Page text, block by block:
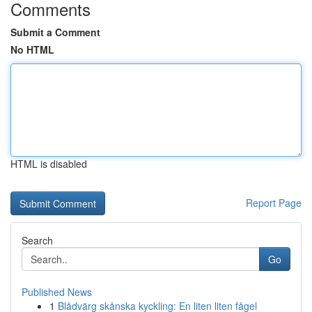
Comments
Submit a Comment
No HTML
HTML is disabled
Report Page
Search
Go
Published News
1 Blådvärg skånska kyckling: En liten liten fågel